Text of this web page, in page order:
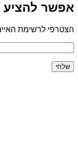
אפשר להציע
הצטרפי לרשימת